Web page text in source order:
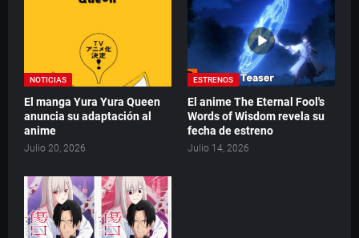
NOTICIAS
El manga Yura Yura Queen
anuncia su adaptación al
anime
Julio 20, 2026
ESTRENOS
El anime The Eternal Fool's
Words of Wisdom revela su
fecha de estreno
Julio 14, 2026